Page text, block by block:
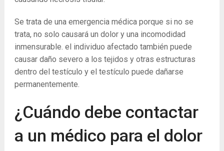
Se trata de una emergencia médica porque si no se
trata, no solo causará un dolor y una incomodidad
inmensurable. el individuo afectado también puede
causar daño severo a los tejidos y otras estructuras
dentro del testículo y el testículo puede dañarse
permanentemente.
¿Cuándo debe contactar
a un médico para el dolor